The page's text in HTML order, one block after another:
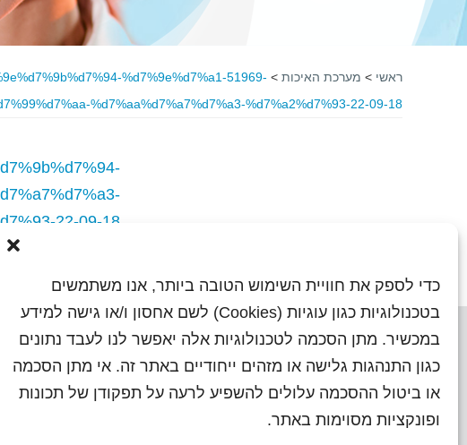
כדי לספק את חוויית השימוש הטובה ביותר, אנו משתמשים
בטכנולוגיות כגון עוגיות (Cookies) לשם אחסון ו/או גישה למידע
במכשיר. מתן הסכמה לטכנולוגיות אלה יאפשר לנו לעבד נתונים
כגון התנהגות גלישה או מזהים ייחודיים באתר זה. אי מתן הסכמה
או ביטול ההסכמה עלולים להשפיע לרעה על תפקודן של תכונות
ופונקציות מסוימות באתר.
ראשי > מערכת האיכות >
%d7%9e%d7%a1-51969-
%d7%aa%d7%a7%d7%a3-%d7%a2%d7%93-22-09-18
22-09-18
ראשי